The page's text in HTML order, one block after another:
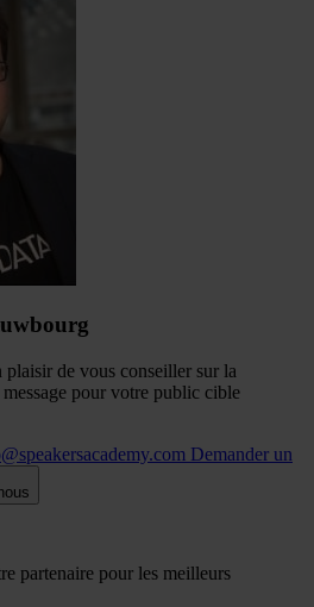
de vous conseiller sur la
pour votre public cible
Demander un
partenaire pour les meilleurs